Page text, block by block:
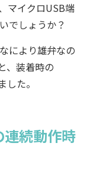
マイクロUSB端
でしょうか？
により雄弁なの
、装着時の
た。
連続動作時